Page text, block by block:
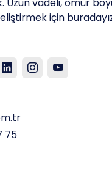
Uzun vadeli, ömür
için
75